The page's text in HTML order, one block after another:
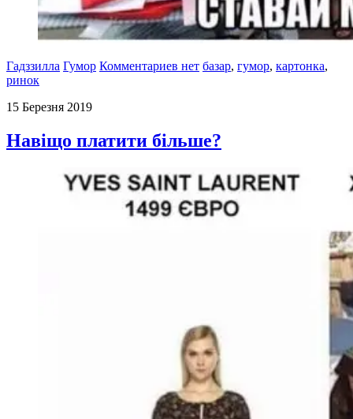
Гадззилла Гумор Комментариев нет базар, гумор, картонка,
ринок
15 Березня 2019
Навіщо платити більше?